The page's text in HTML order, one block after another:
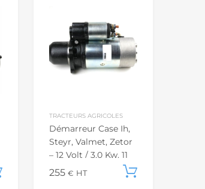
Ajouter au panier
TRACTEURS AGRICOLES
Démarreur Case Ih,
Steyr, Valmet, Zetor
– 12 Volt / 3,0 Kw, 11
Dents
255 € HT